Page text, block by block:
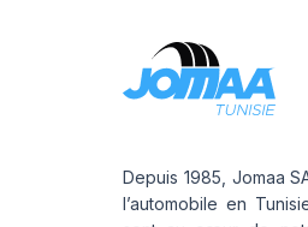
Depuis 1985, Jomaa
l’automobile en